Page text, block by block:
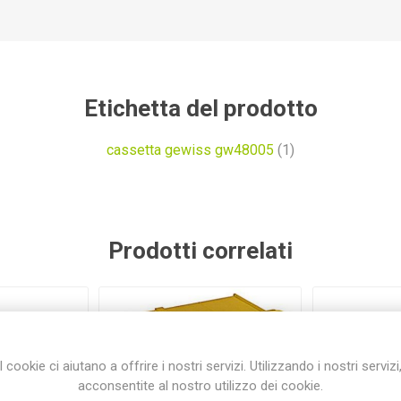
Etichetta del prodotto
cassetta gewiss gw48005 (1)
Prodotti correlati
I cookie ci aiutano a offrire i nostri servizi. Utilizzando i nostri servizi,
acconsentite al nostro utilizzo dei cookie.